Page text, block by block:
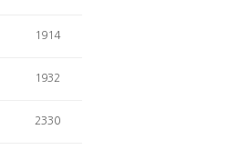
1914
1932
2330